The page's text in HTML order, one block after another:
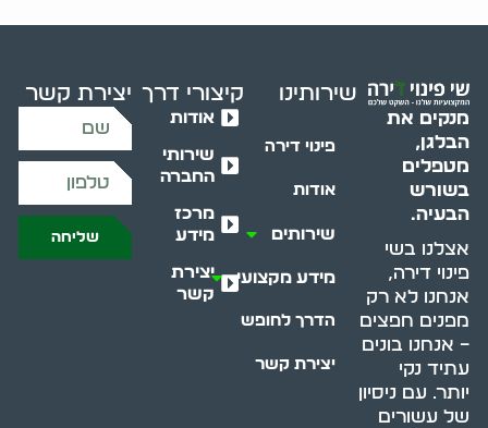
מנקים את
הבלגן,
מטפלים
בשורש
הבעיה.
אצלנו בשי
פינוי דירה,
אנחנו לא רק
מפנים חפצים
– אנחנו בונים
עתיד נקי
יותר. עם ניסיון
של עשורים
שירותינו
פינוי דירה
אודות
שירותים
מידע מקצועי
הדרך לחופש
יצירת קשר
קיצורי דרך
אודות
שירותי
החברה
מרכז
מידע
יצירת
קשר
יצירת קשר
שליחה